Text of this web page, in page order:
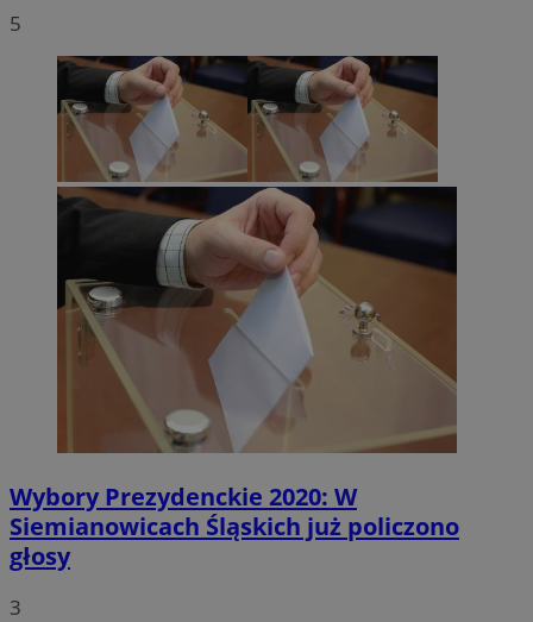
5
Wybory Prezydenckie 2020: W
Siemianowicach Śląskich już policzono
głosy
3